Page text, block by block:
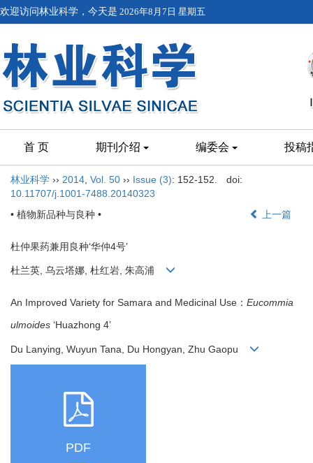
欢迎访问林业科学，今天是 2026年8月7日 星期五
首 页 期刊介绍 编委会 投稿
林业科学 ›› 2014 Vol. 50 ›› Issue (3): 152-152.
doi:
10.11707/j.1001-7488.20140323
• 植物新品种与良种 •
上一篇
杜仲果药兼用良种‘华仲4号’
杜兰英, 乌云塔娜, 杜红岩, 朱高浦
An Improved Variety for Samara and Medicinal Use： Eucommia
ulmoides ‘Huazhong 4’
Du Lanying, Wuyun Tana, Du Hongyan, Zhu Gaopu
PDF